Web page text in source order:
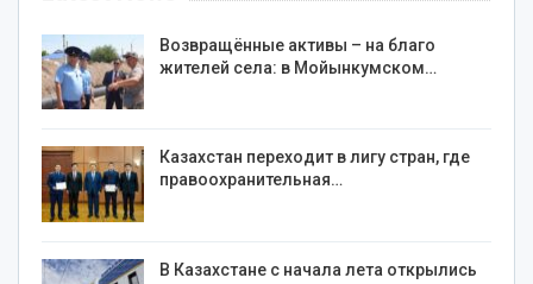
Возвращённые активы – на благо
жителей села: в Мойынкумском…
Казахстан переходит в лигу стран, где
правоохранительная…
В Казахстане с начала лета открылись